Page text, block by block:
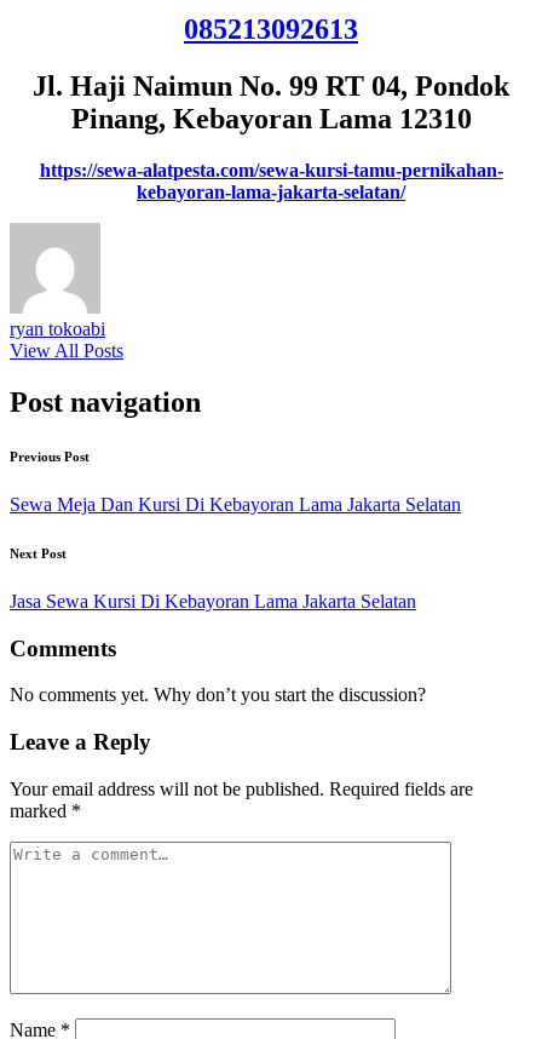
085213092613
Jl. Haji Naimun No. 99 RT 04, Pondok
Pinang, Kebayoran Lama 12310
https://sewa-alatpesta.com/sewa-kursi-tamu-pernikahan-
kebayoran-lama-jakarta-selatan/
ryan tokoabi
View All Posts
Post navigation
Previous Post
Sewa Meja Dan Kursi Di Kebayoran Lama Jakarta Selatan
Next Post
Jasa Sewa Kursi Di Kebayoran Lama Jakarta Selatan
Comments
No comments yet. Why don’t you start the discussion?
Leave a Reply
Your email address will not be published. Required fields are
marked *
Name *